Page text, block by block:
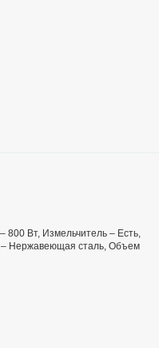
800 Вт, Измельчитель – Есть,
– Нержавеющая сталь, Объем